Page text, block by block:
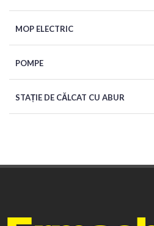
MOP ELECTRIC
POMPE
STAȚIE DE CĂLCAT CU ABUR